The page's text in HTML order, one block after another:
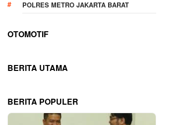
POLRES METRO JAKARTA BARAT
OTOMOTIF
BERITA UTAMA
BERITA POPULER